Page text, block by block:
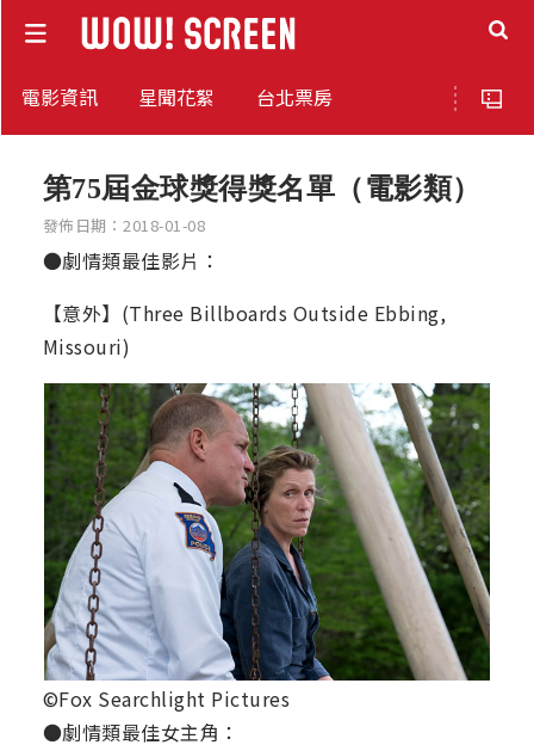
電影資訊 星聞花絮 台北票房
第75屆金球獎得獎名單（電影類）
發佈日期：2018-01-08
●劇情類最佳影片：
【意外】(Three Billboards Outside Ebbing,
Missouri)
©Fox Searchlight Pictures
●劇情類最佳女主角：